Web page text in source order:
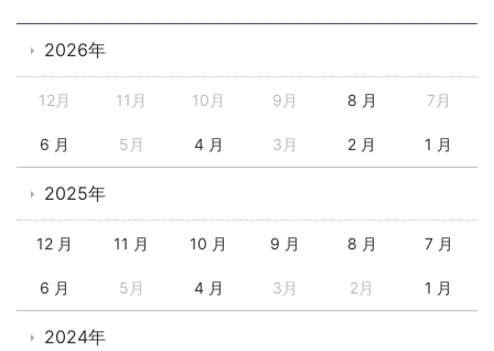
2026年
12月 11月 10月 9月 8 月 7月
6 月 5月 4 月 3月 2 月 1 月
2025年
12 月 11 月 10 月 9 月 8 月 7 月
6 月 5月 4 月 3月 2月 1 月
2024年